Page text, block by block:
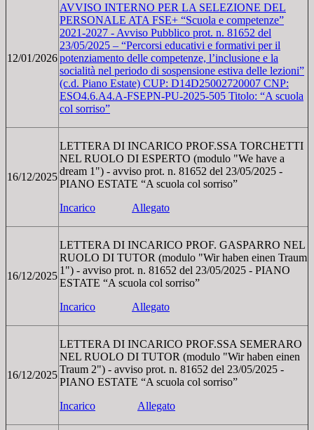
12/01/2026
AVVISO INTERNO PER LA SELEZIONE DEL
PERSONALE ATA FSE+ “Scuola e competenze”
2021-2027 - Avviso Pubblico prot. n. 81652 del
23/05/2025 – “Percorsi educativi e formativi per il
potenziamento delle competenze, l’inclusione e la
socialità nel periodo di sospensione estiva delle lezioni”
(c.d. Piano Estate) CUP: D14D25002720007 CNP:
ESO4.6.A4.A-FSEPN-PU-2025-505 Titolo: “A scuola
col sorriso”
16/12/2025
LETTERA DI INCARICO PROF.SSA TORCHETTI
NEL RUOLO DI ESPERTO (modulo "We have a
dream 1") - avviso prot. n. 81652 del 23/05/2025 -
PIANO ESTATE “A scuola col sorriso”
Incarico
Allegato
16/12/2025
LETTERA DI INCARICO PROF. GASPARRO NEL
RUOLO DI TUTOR (modulo "Wir haben einen Traum
1") - avviso prot. n. 81652 del 23/05/2025 - PIANO
ESTATE “A scuola col sorriso”
Incarico
Allegato
16/12/2025
LETTERA DI INCARICO PROF.SSA SEMERARO
NEL RUOLO DI TUTOR (modulo "Wir haben einen
Traum 2") - avviso prot. n. 81652 del 23/05/2025 -
PIANO ESTATE “A scuola col sorriso”
Incarico
Allegato